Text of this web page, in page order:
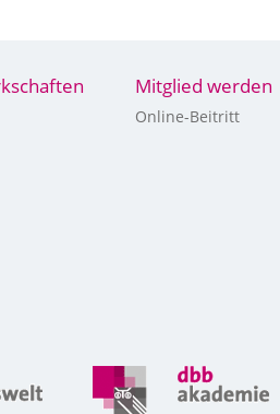
Mitglied werden
Online-Beitritt